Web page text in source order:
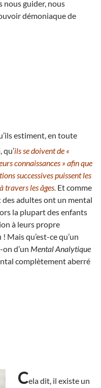
nous guider, nous
démoniaque de
estiment, en toute
qu’ils se doivent de «
connaissances » afin que
successives puissent les
travers les âges. Et comme
des adultes ont un mental
la plupart des enfants
à leurs propre
Mais qu’est-ce qu’un
d’un Mental Analytique
complètement aberré
Cela dit, il existe un